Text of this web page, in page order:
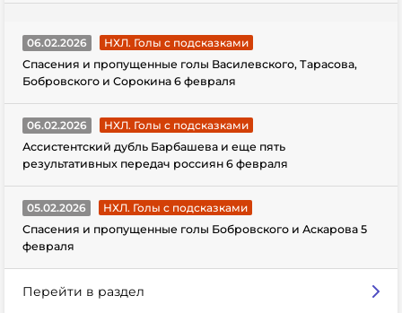
06.02.2026
НХЛ. Голы с подсказками
Спасения и пропущенные голы Василевского, Тарасова,
Бобровского и Сорокина 6 февраля
06.02.2026
НХЛ. Голы с подсказками
Ассистентский дубль Барбашева и еще пять
результативных передач россиян 6 февраля
05.02.2026
НХЛ. Голы с подсказками
Спасения и пропущенные голы Бобровского и Аскарова 5
февраля
Перейти в раздел